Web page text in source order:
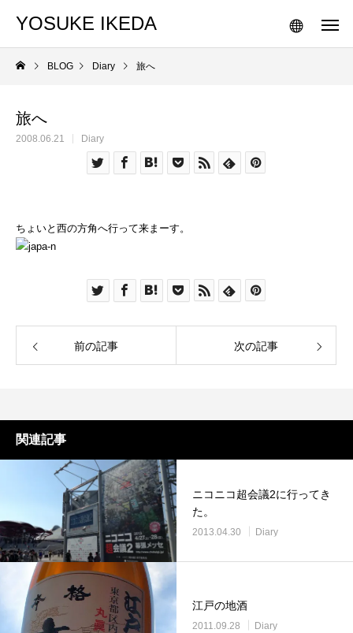
YOSUKE IKEDA
BLOG Diary 旅へ
旅へ
2008.06.21 Diary
ちょいと西の方角へ行って来まーす。
前の記事 次の記事
関連記事
ニコニコ超会議2に行ってき
た。
2013.04.30 Diary
江戸の地酒
2011.09.28 Diary